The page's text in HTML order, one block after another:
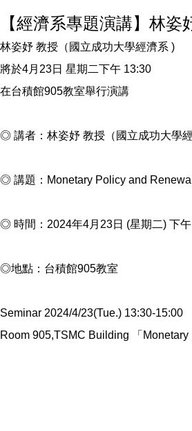
【經濟系專題演講】林
林姿妤 教授（國立成功大學經濟系 )
將於4月23日 星期二下午 13:30
在台積館905教室舉行演講
◎ 講者：林姿妤 教授（國立成功大學
◎ 講題：Monetary Policy and
◎ 時間：2024年4月23日 (星期二) 下
◎地點：台積館905教室
Seminar 2024/4/23(Tue.) 13:30-15:00
Room 905,TSMC Building 「